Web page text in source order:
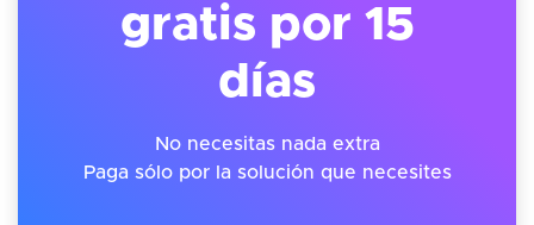
gratis por 15
días
No necesitas nada extra
Paga sólo por la solución que necesites